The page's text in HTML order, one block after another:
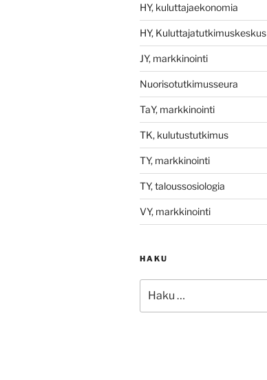
HY, kuluttajaekonomia
HY, Kuluttajatutkimuskeskus
JY, markkinointi
Nuorisotutkimusseura
TaY, markkinointi
TK, kulutustutkimus
TY, markkinointi
TY, taloussosiologia
VY, markkinointi
HAKU